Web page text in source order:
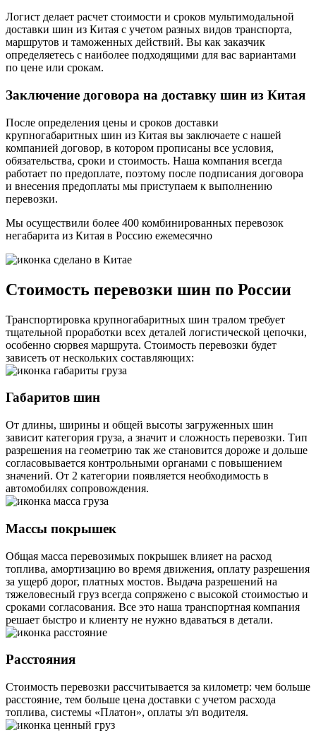
Логист делает расчет стоимости и сроков мультимодальной
доставки шин из Китая с учетом разных видов транспорта,
маршрутов и таможенных действий. Вы как заказчик
определяетесь с наиболее подходящими для вас вариантами
по цене или срокам.
Заключение договора на доставку шин из Китая
После определения цены и сроков доставки
крупногабаритных шин из Китая вы заключаете с нашей
компанией договор, в котором прописаны все условия,
обязательства, сроки и стоимость. Наша компания всегда
работает по предоплате, поэтому после подписания договора
и внесения предоплаты мы приступаем к выполнению
перевозки.
Мы осуществили более 400 комбинированных перевозок
негабарита из Китая в Россию ежемесячно
Стоимость перевозки шин по России
Транспортировка крупногабаритных шин тралом требует
тщательной проработки всех деталей логистической цепочки,
особенно сюрвея маршрута. Стоимость перевозки будет
зависеть от нескольких составляющих:
Габаритов шин
От длины, ширины и общей высоты загруженных шин
зависит категория груза, а значит и сложность перевозки. Тип
разрешения на геометрию так же становится дороже и дольше
согласовывается контрольными органами с повышением
значений. От 2 категории появляется необходимость в
автомобилях сопровождения.
Массы покрышек
Общая масса перевозимых покрышек влияет на расход
топлива, амортизацию во время движения, оплату разрешения
за ущерб дорог, платных мостов. Выдача разрешений на
тяжеловесный груз всегда сопряжено с высокой стоимостью и
сроками согласования. Все это наша транспортная компания
решает быстро и клиенту не нужно вдаваться в детали.
Расстояния
Стоимость перевозки рассчитывается за километр: чем больше
расстояние, тем больше цена доставки с учетом расхода
топлива, системы «Платон», оплаты з/п водителя.